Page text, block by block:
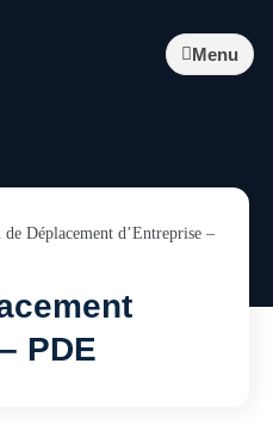
Menu
de Déplacement d’Entreprise –
PDE